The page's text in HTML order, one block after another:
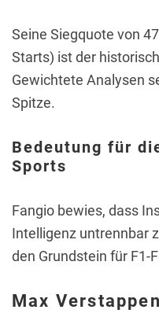
Seine Siegquote von
Starts) ist der
Gewichtete Analysen
Spitze.
Bedeutung für
Sports
Fangio bewies, dass
Intelligenz untrennbar
den Grundstein für F1-
Max Verstappen